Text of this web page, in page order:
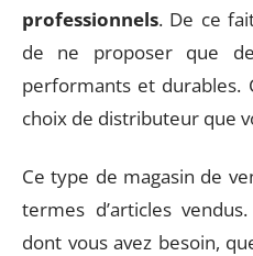
professionnels. De ce
de ne proposer que
performants et durables.
choix de distributeur que
Ce type de magasin de
termes d’articles
dont vous avez besoin,